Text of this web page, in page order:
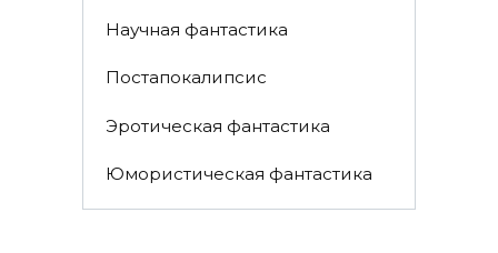
Научная фантастика
Постапокалипсис
Эротическая фантастика
Юмористическая фантастика